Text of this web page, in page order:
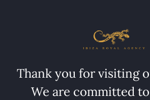
Thank you for visiting
We are committed